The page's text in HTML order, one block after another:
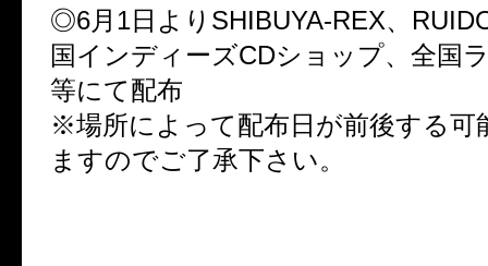
◎6月1日よりSHIBUYA-REX、
国インディーズCDショップ、全国
等にて配布
※場所によって配布日が前後する可
ますのでご了承下さい。